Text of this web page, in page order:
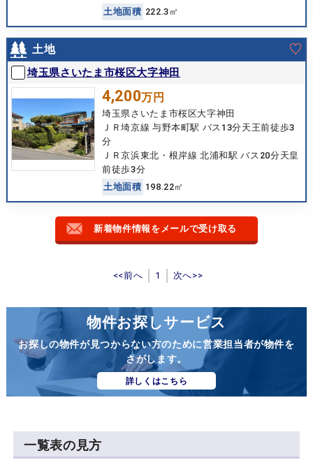
土地面積 222.3㎡
土地
埼玉県さいたま市桜区大字神田
4,200万円
埼玉県さいたま市桜区大字神田
ＪＲ埼京線 与野本町駅 バス13分天王前徒歩3
分
ＪＲ京浜東北・根岸線 北浦和駅 バス20分天皇
前徒歩3分
土地面積 198.22㎡
新着物件情報をメールで受け取る
<<前へ 1 次へ>>
物件お探しサービス
お探しの物件が見つからない方のために営業担当者が物件を
さがします。
詳しくはこちら
一覧表の見方